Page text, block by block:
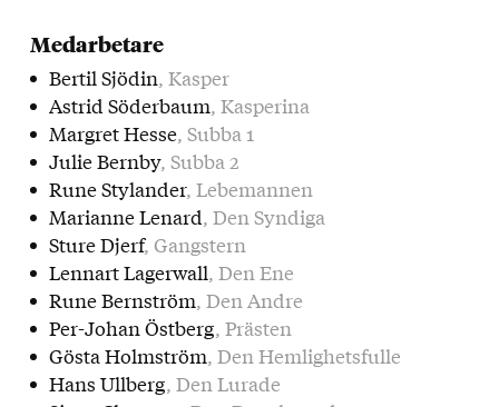
Medarbetare
Bertil Sjödin, Kasper
Astrid Söderbaum, Kasperina
Margret Hesse, Subba 1
Julie Bernby, Subba 2
Rune Stylander, Lebemannen
Marianne Lenard, Den Syndiga
Sture Djerf, Gangstern
Lennart Lagerwall, Den Ene
Rune Bernström, Den Andre
Per-Johan Östberg, Prästen
Gösta Holmström, Den Hemlighetsfulle
Hans Ullberg, Den Lurade